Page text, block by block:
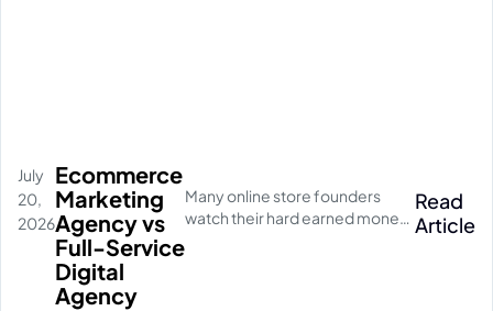
Ecommerce
Marketing
Agency vs
Full-Service
Digital
Agency
July
20,
2026
Many online store founders
watch their hard earned money
Read
Article